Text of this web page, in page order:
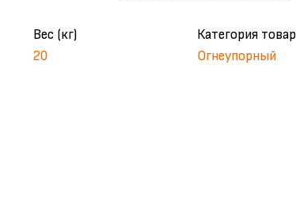
Вес (кг)
20
Категория
Огнеупорный